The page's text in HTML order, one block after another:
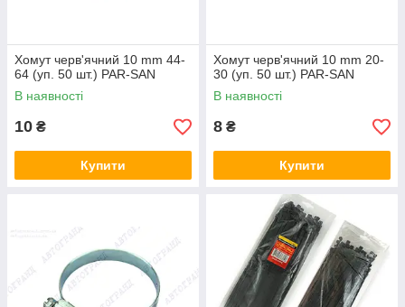
Хомут черв'ячний 10 mm 44-
64 (уп. 50 шт.) PAR-SAN
В наявності
10 ₴
Купити
Хомут черв'ячний 10 mm 20-
30 (уп. 50 шт.) PAR-SAN
В наявності
8 ₴
Купити